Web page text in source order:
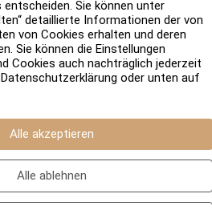
entscheiden. Sie können unter
detaillierte Informationen der von
von Cookies erhalten und deren
Sie können die Einstellungen
Cookies auch nachträglich jederzeit
oder unten auf
Alle akzeptieren
Alle ablehnen